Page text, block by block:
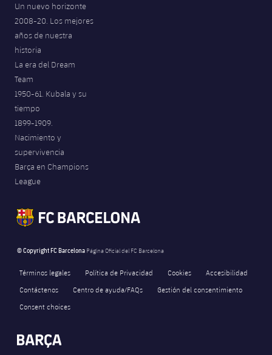
Un nuevo horizonte
2008-20. Los mejores
años de nuestra
historia
La era del Dream
Team
1950-61. Kubala y su
tiempo
1899-1909.
Nacimiento y
supervivencia
Barça en Champions
League
© Copyright FC Barcelona Página Oficial del FC Barcelona
Términos legales Política de Privacidad Cookies
Accesibilidad
Contáctenos
Centro de ayuda/FAQs
Gestión del consentimiento
Consent choices